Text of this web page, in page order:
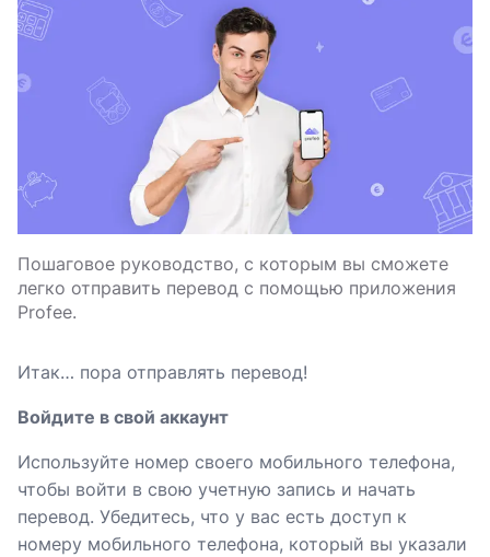
Пошаговое руководство, с которым вы сможете
легко отправить перевод с помощью приложения
Profee.
Итак… пора отправлять перевод!
Войдите в свой аккаунт
Используйте номер своего мобильного телефона,
чтобы войти в свою учетную запись и начать
перевод. Убедитесь, что у вас есть доступ к
номеру мобильного телефона, который вы указали